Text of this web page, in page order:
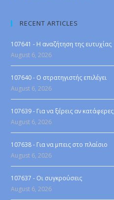
RECENT ARTICLES
107641 - Η αναζήτηση της ευτυχίας
August 6, 2026
107640 - Ο στρατηγιστής επιλέγει
August 6, 2026
107639 - Για να ξέρεις αν κατάφερες
August 6, 2026
107638 - Για να μπεις στο πλαίσιο
August 6, 2026
107637 - Οι συγκρούσεις
August 6, 2026